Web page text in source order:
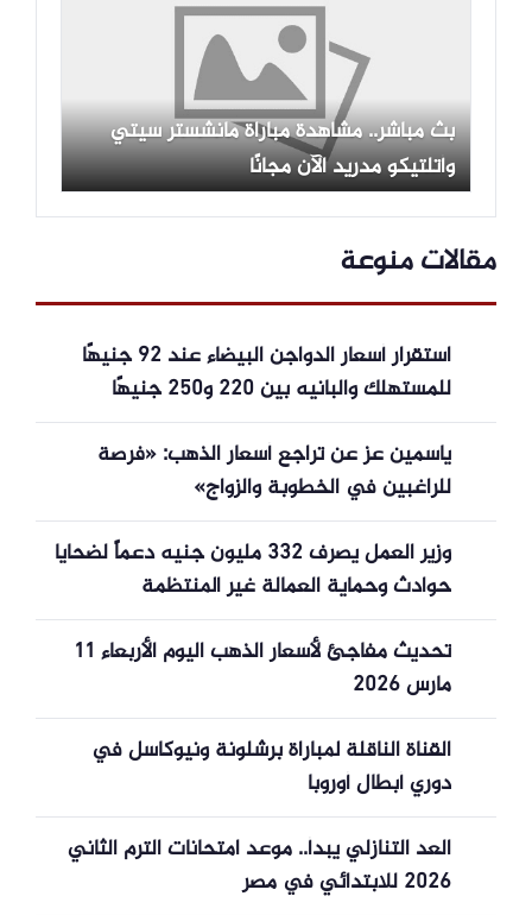
بث مباشر.. مشاهدة مباراة مانشستر سيتي
وأتلتيكو مدريد الآن مجانًا
مقالات منوعة
استقرار أسعار الدواجن البيضاء عند 92 جنيهًا
للمستهلك والبانيه بين 220 و250 جنيهًا
ياسمين عز عن تراجع أسعار الذهب: «فرصة
للراغبين في الخطوبة والزواج»
وزير العمل يصرف 332 مليون جنيه دعماً لضحايا
حوادث وحماية العمالة غير المنتظمة
تحديث مفاجئ لأسعار الذهب اليوم الأربعاء 11
مارس 2026
القناة الناقلة لمباراة برشلونة ونيوكاسل في
دوري أبطال أوروبا
العد التنازلي يبدأ.. موعد امتحانات الترم الثاني
2026 للابتدائي في مصر